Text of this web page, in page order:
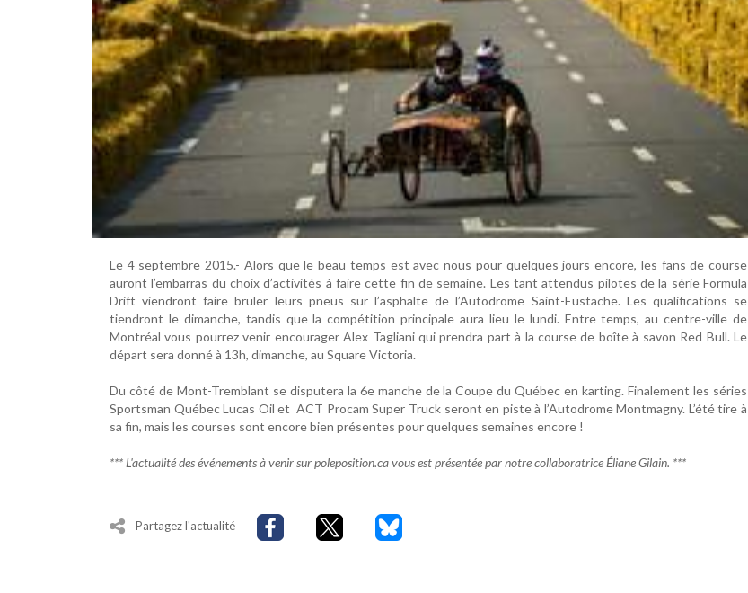
Le 4 septembre 2015.- Alors que le beau temps est avec nous pour quelques jours encore, les fans de course
auront l’embarras du choix d’activités à faire cette fin de semaine. Les tant attendus pilotes de la série Formula
Drift viendront faire bruler leurs pneus sur l’asphalte de l’Autodrome Saint-Eustache. Les qualifications se
tiendront le dimanche, tandis que la compétition principale aura lieu le lundi. Entre temps, au centre-ville de
Montréal vous pourrez venir encourager Alex Tagliani qui prendra part à la course de boîte à savon Red Bull. Le
départ sera donné à 13h, dimanche, au Square Victoria.
Du côté de Mont-Tremblant se disputera la 6e manche de la Coupe du Québec en karting. Finalement les séries
Sportsman Québec Lucas Oil et ACT Procam Super Truck seront en piste à l’Autodrome Montmagny. L’été tire à
sa fin, mais les courses sont encore bien présentes pour quelques semaines encore !
*** L'actualité des événements à venir sur poleposition.ca vous est présentée par notre collaboratrice Éliane Gilain. ***
Partagez l'actualité